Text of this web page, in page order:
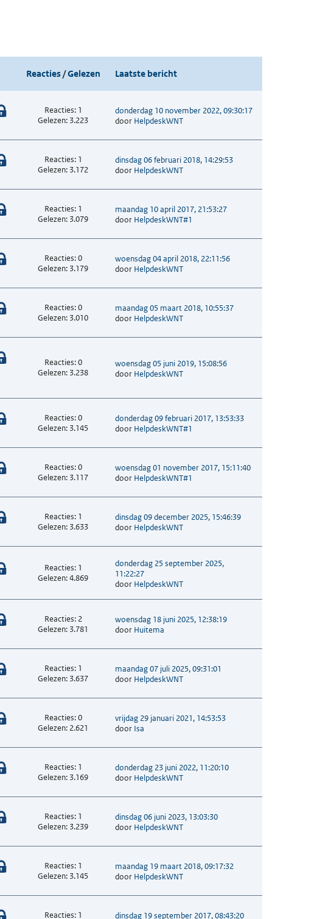
Reacties/Gelezen Laatste bericht
Reacties: 1
Gelezen: 3.223
donderdag 10 november 2022, 09:30:17
door HelpdeskWNT
Reacties: 1
Gelezen: 3.172
dinsdag 06 februari 2018, 14:29:53
door HelpdeskWNT
Reacties: 1
Gelezen: 3.079
maandag 10 april 2017, 21:53:27
door HelpdeskWNT#1
Reacties: 0
Gelezen: 3.179
woensdag 04 april 2018, 22:11:56
door HelpdeskWNT
Reacties: 0
Gelezen: 3.010
maandag 05 maart 2018, 10:55:37
door HelpdeskWNT
Reacties: 0
Gelezen: 3.238
woensdag 05 juni 2019, 15:08:56
door HelpdeskWNT
Reacties: 0
Gelezen: 3.145
donderdag 09 februari 2017, 13:53:33
door HelpdeskWNT#1
Reacties: 0
Gelezen: 3.117
woensdag 01 november 2017, 15:11:40
door HelpdeskWNT#1
Reacties: 1
Gelezen: 3.633
dinsdag 09 december 2025, 15:46:39
door HelpdeskWNT
Reacties: 1
Gelezen: 4.869
donderdag 25 september 2025,
11:22:27
door HelpdeskWNT
Reacties: 2
Gelezen: 3.781
woensdag 18 juni 2025, 12:38:19
door Huitema
Reacties: 1
Gelezen: 3.637
maandag 07 juli 2025, 09:31:01
door HelpdeskWNT
Reacties: 0
Gelezen: 2.621
vrijdag 29 januari 2021, 14:53:53
door Isa
Reacties: 1
Gelezen: 3.169
donderdag 23 juni 2022, 11:20:10
door HelpdeskWNT
Reacties: 1
Gelezen: 3.239
dinsdag 06 juni 2023, 13:03:30
door HelpdeskWNT
Reacties: 1
Gelezen: 3.145
maandag 19 maart 2018, 09:17:32
door HelpdeskWNT
Reacties: 1
dinsdag 19 september 2017, 08:43:20